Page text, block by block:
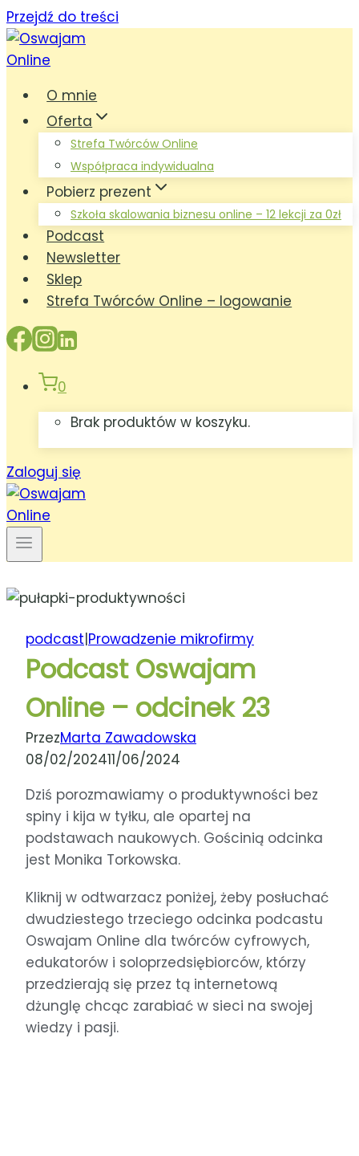
Przejdź do treści
O mnie
Oferta
Strefa Twórców Online
Współpraca indywidualna
Pobierz prezent
Szkoła skalowania biznesu online – 12 lekcji za 0zł
Podcast
Newsletter
Sklep
Strefa Twórców Online – logowanie
0
Brak produktów w koszyku.
Zaloguj się
podcast|Prowadzenie mikrofirmy
Podcast Oswajam
Online – odcinek 23
PrzezMarta Zawadowska
08/02/202411/06/2024
Dziś porozmawiamy o produktywności bez
spiny i kija w tyłku, ale opartej na
podstawach naukowych. Gościnią odcinka
jest Monika Torkowska.
Kliknij w odtwarzacz poniżej, żeby posłuchać
dwudziestego trzeciego odcinka podcastu
Oswajam Online dla twórców cyfrowych,
edukatorów i soloprzedsiębiorców, którzy
przedzierają się przez tą internetową
dżunglę chcąc zarabiać w sieci na swojej
wiedzy i pasji.